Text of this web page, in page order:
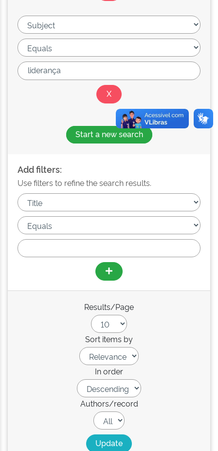
Start a new search
Add filters:
Use filters to refine the search results.
Results/Page
Sort items by
In order
Authors/record